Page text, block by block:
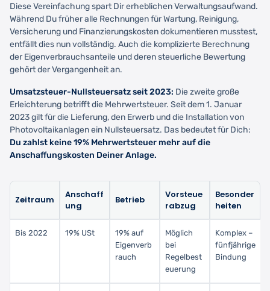
Diese Vereinfachung spart Dir erheblichen Verwaltungsaufwand.
Während Du früher alle Rechnungen für Wartung, Reinigung,
Versicherung und Finanzierungskosten dokumentieren musstest,
entfällt dies nun vollständig. Auch die komplizierte Berechnung
der Eigenverbrauchsanteile und deren steuerliche Bewertung
gehört der Vergangenheit an.
Umsatzsteuer-Nullsteuersatz seit 2023: Die zweite große
Erleichterung betrifft die Mehrwertsteuer. Seit dem 1. Januar
2023 gilt für die Lieferung, den Erwerb und die Installation von
Photovoltaikanlagen ein Nullsteuersatz. Das bedeutet für Dich:
Du zahlst keine 19% Mehrwertsteuer mehr auf die
Anschaffungskosten Deiner Anlage.
Zeitraum
Anschaff
ung
Betrieb
Vorsteue
rabzug
Besonder
heiten
Bis 2022 19% USt
19% auf
Eigenverb
rauch
Möglich
bei
Regelbest
euerung
Komplex –
fünfjährige
Bindung